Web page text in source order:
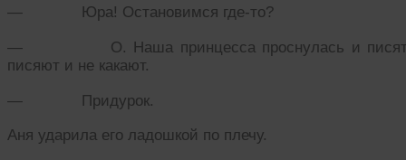
— Юра! Остановимся где-то?
— О. Наша принцесса проснулась и писять
писяют и не какают.
— Придурок.
Аня ударила его ладошкой по плечу.